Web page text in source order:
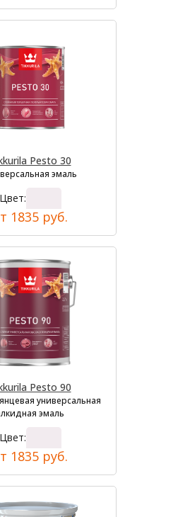
Pesto 30
эмаль
Цвет:
1835 руб.
Pesto 90
универсальная
эмаль
Цвет:
1835 руб.